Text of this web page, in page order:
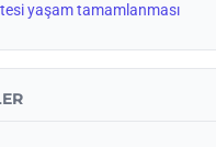
yaşam tamamlanması